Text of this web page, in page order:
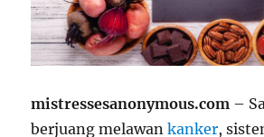
mistressesanonymous.com –
berjuang melawankanker,